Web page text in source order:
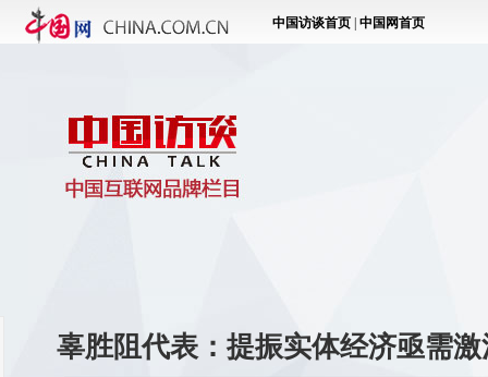
辜胜阻代表：提振实体经济亟需